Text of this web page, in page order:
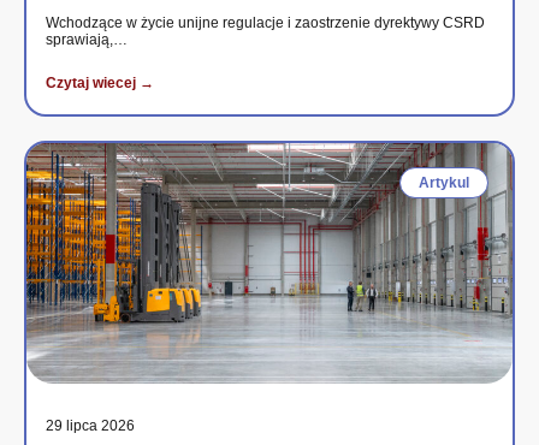
Wchodzące w życie unijne regulacje i zaostrzenie dyrektywy CSRD
sprawiają,…
Czytaj wiecej →
Artykul
29 lipca 2026